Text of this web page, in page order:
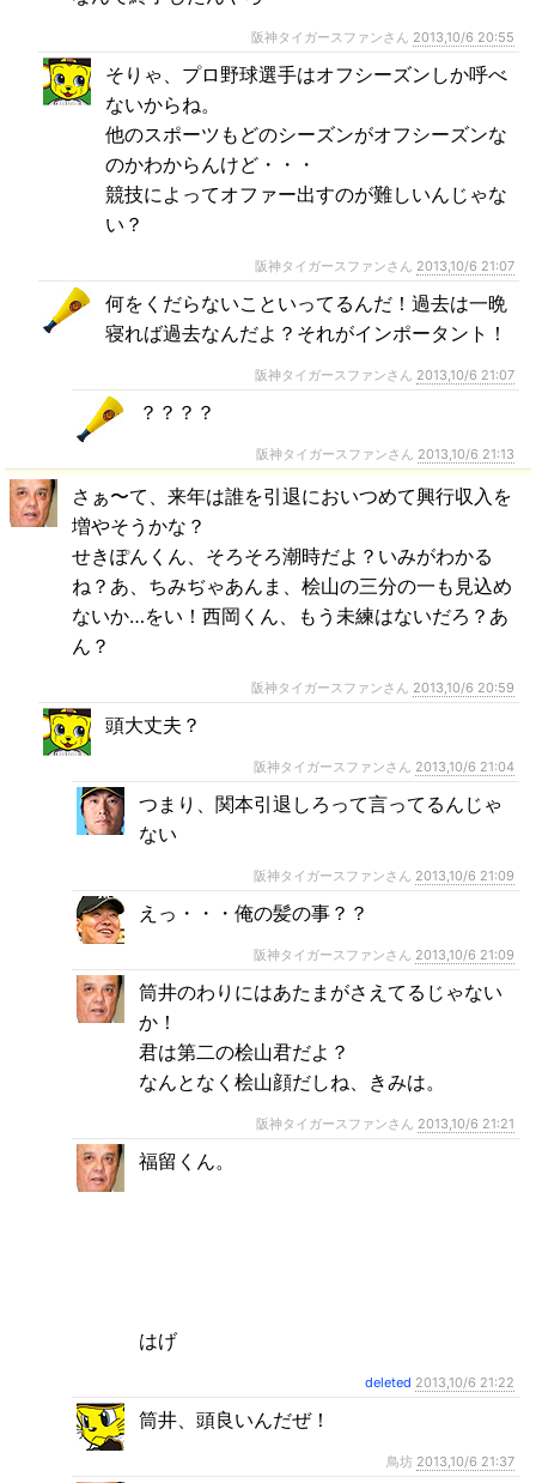
阪神タイガースファンさん 2013,10/6 20:55
そりゃ、プロ野球選手はオフシーズンしか呼べ
ないからね。
他のスポーツもどのシーズンがオフシーズンな
のかわからんけど・・・
競技によってオファー出すのが難しいんじゃな
い？
阪神タイガースファンさん 2013,10/6 21:07
何をくだらないこといってるんだ！過去は一晩
寝れば過去なんだよ？それがインポータント！
阪神タイガースファンさん 2013,10/6 21:07
？？？？
阪神タイガースファンさん 2013,10/6 21:13
さぁ〜て、来年は誰を引退においつめて興行収入を
増やそうかな？
せきぽんくん、そろそろ潮時だよ？いみがわかる
ね？あ、ちみぢゃあんま、桧山の三分の一も見込め
ないか…をい！西岡くん、もう未練はないだろ？あ
ん？
阪神タイガースファンさん 2013,10/6 20:59
頭大丈夫？
阪神タイガースファンさん 2013,10/6 21:04
つまり、関本引退しろって言ってるんじゃ
ない
阪神タイガースファンさん 2013,10/6 21:09
えっ・・・俺の髪の事？？
阪神タイガースファンさん 2013,10/6 21:09
筒井のわりにはあたまがさえてるじゃない
か！
君は第二の桧山君だよ？
なんとなく桧山顔だしね、きみは。
阪神タイガースファンさん 2013,10/6 21:21
福留くん。
はげ
deleted 2013,10/6 21:22
筒井、頭良いんだぜ！
鳥坊 2013,10/6 21:37